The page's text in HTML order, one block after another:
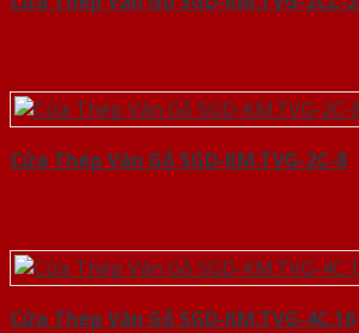
Cửa Thép Vân Gỗ SGD-KM.TVG-2C-8
Cửa Thép Vân Gỗ SGD-KM.TVG-4C.16